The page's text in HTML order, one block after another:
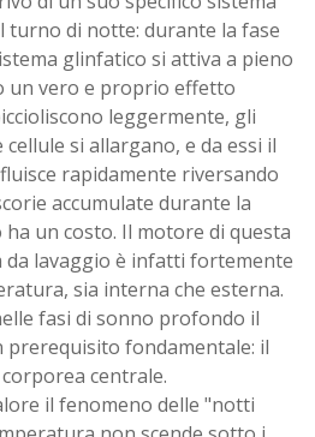
turno di notte: durante la fase
glinfatico si attiva a pieno
un vero e proprio effetto
leggermente, gli
si allargano, e da essi il
rapidamente riversando
accumulate durante la
un costo. Il motore di questa
lavaggio è infatti fortemente
sia interna che esterna.
fasi di sonno profondo il
fondamentale: il
centrale.
il fenomeno delle "notti